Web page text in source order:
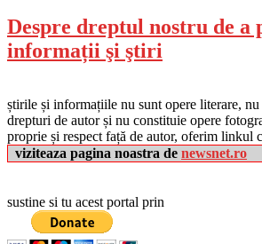
Despre dreptul nostru de a
informații şi ştiri
știrile și informațiile nu sunt opere literare, nu
drepturi de autor și nu constituie opere
proprie și respect față de autor, oferim linkul
viziteaza pagina noastra de newsnet.ro
sustine si tu acest portal prin